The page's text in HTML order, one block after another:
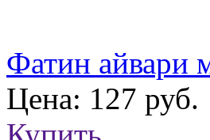
Фатин айвари
Цена: 127 руб.